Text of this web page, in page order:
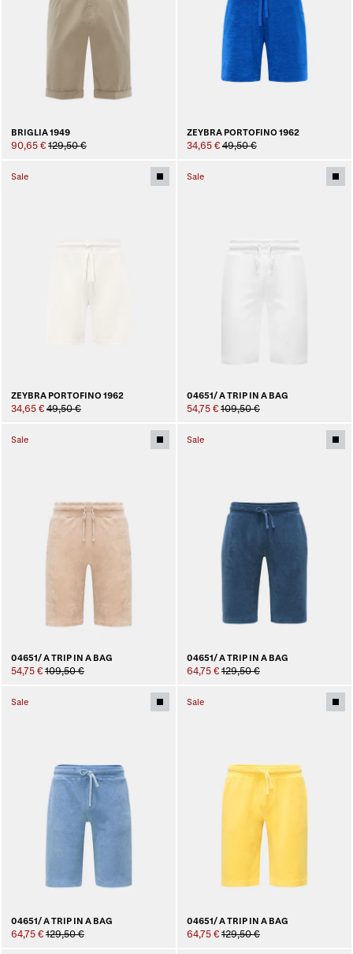
BRIGLIA 1949
90,65 € 129,50 €
ZEYBRA PORTOFINO 1962
34,65 € 49,50 €
Sale
ZEYBRA PORTOFINO 1962
34,65 € 49,50 €
Sale
04651/ A TRIP IN A BAG
54,75 € 109,50 €
Sale
04651/ A TRIP IN A BAG
54,75 € 109,50 €
Sale
04651/ A TRIP IN A BAG
64,75 € 129,50 €
Sale
04651/ A TRIP IN A BAG
64,75 € 129,50 €
Sale
04651/ A TRIP IN A BAG
64,75 € 129,50 €